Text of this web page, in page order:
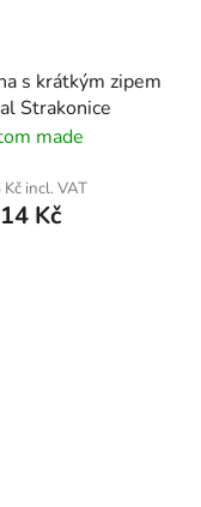
s krátkým zipem
Strakonice
made
incl. VAT
Kč